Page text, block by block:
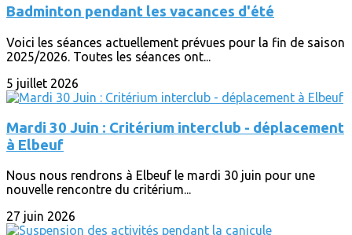
Badminton pendant les vacances d'été
Voici les séances actuellement prévues pour la fin de saison
2025/2026. Toutes les séances ont...
5 juillet 2026
Mardi 30 Juin : Critérium interclub - déplacement
à Elbeuf
Nous nous rendrons à Elbeuf le mardi 30 juin pour une
nouvelle rencontre du critérium...
27 juin 2026